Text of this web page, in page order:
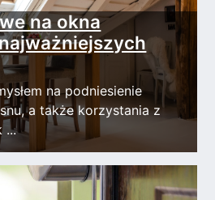
na okna
na podniesienie
a także korzystania z
...